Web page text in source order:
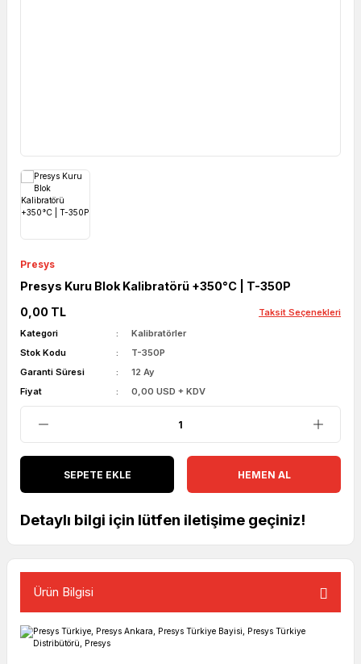
Presys
Presys Kuru Blok Kalibratörü +350°C | T-350P
0,00 TL
Taksit Seçenekleri
Kategori
Kalibratörler
Stok Kodu
T-350P
Garanti Süresi
12 Ay
Fiyat
0,00 USD + KDV
SEPETE EKLE HEMEN AL
Detaylı bilgi için lütfen iletişime geçiniz!
Ürün Bilgisi